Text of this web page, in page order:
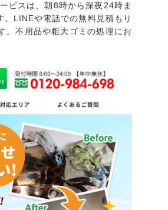
ビスは、朝8時から深夜24時ま
LINEや電話での無料見積もり
。不用品や粗大ゴミの処理にお